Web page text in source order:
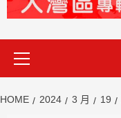
HOME 2024 3 月 19